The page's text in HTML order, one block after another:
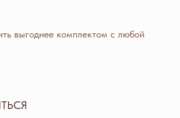
выгоднее комплектом с любой